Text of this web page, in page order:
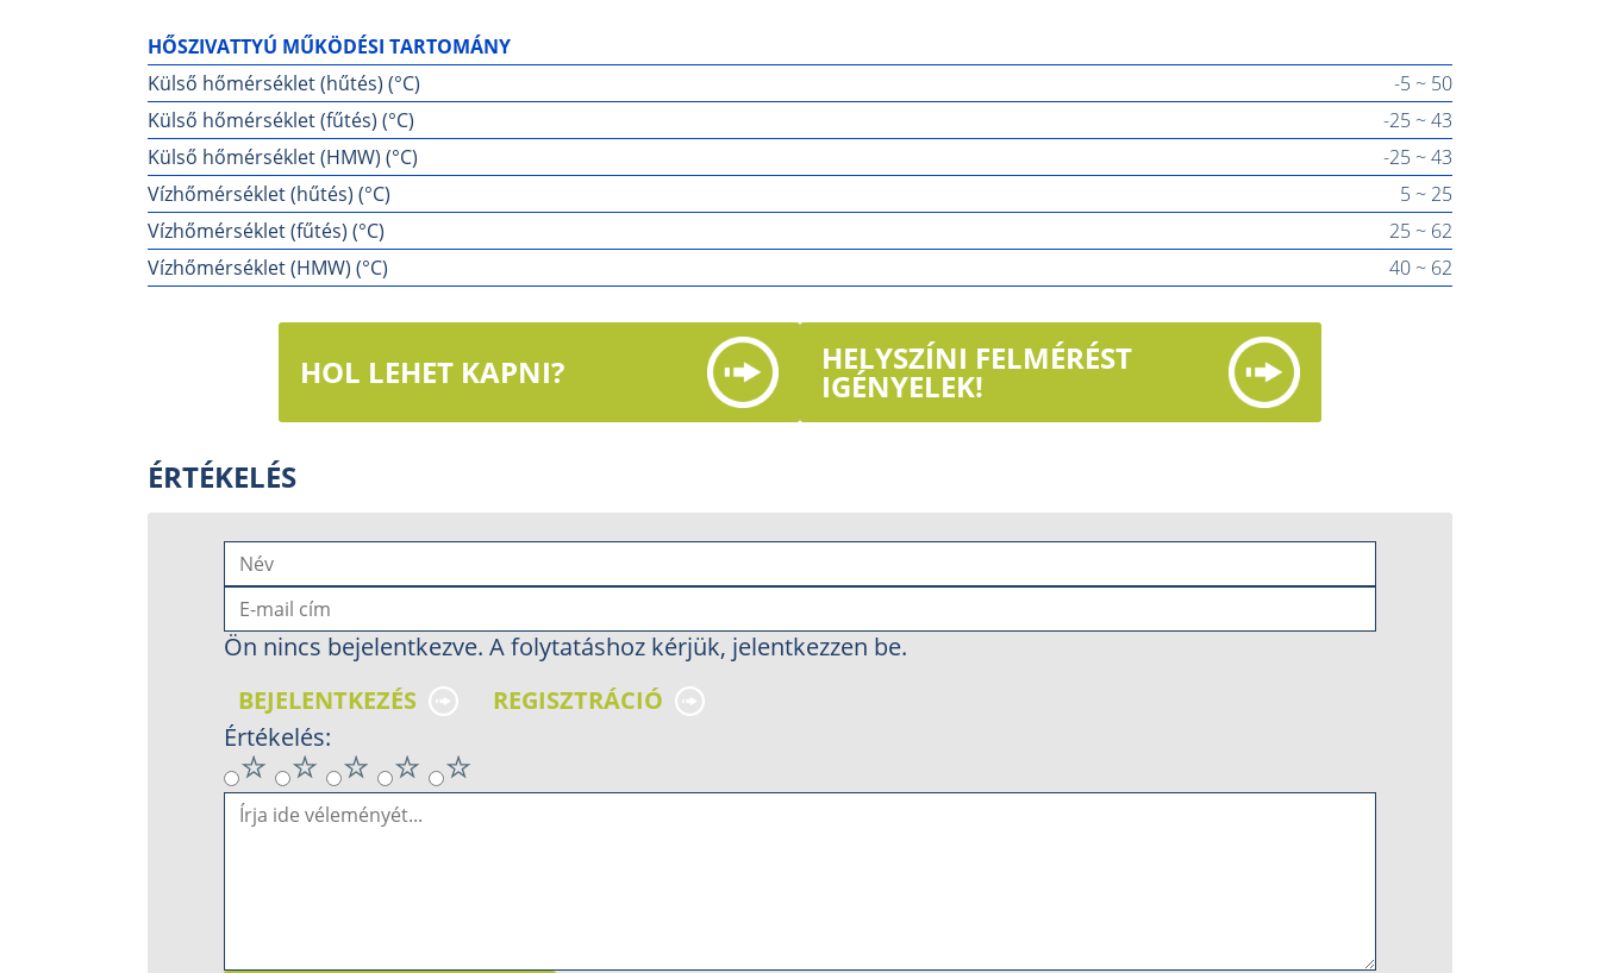
HŐSZIVATTYÚ MŰKÖDÉSI TARTOMÁNY
Külső hőmérséklet (hűtés) (°C)
-5 ~ 50
Külső hőmérséklet (fűtés) (°C)
-25 ~ 43
Külső hőmérséklet (HMW) (°C)
-25 ~ 43
Vízhőmérséklet (hűtés) (°C)
5 ~ 25
Vízhőmérséklet (fűtés) (°C)
25 ~ 62
Vízhőmérséklet (HMW) (°C)
40 ~ 62
HOL LEHET KAPNI? HELYSZÍNI FELMÉRÉST
IGÉNYELEK!
ÉRTÉKELÉS
Ön nincs bejelentkezve. A folytatáshoz kérjük, jelentkezzen be.
BEJELENTKEZÉS
REGISZTRÁCIÓ
Értékelés: